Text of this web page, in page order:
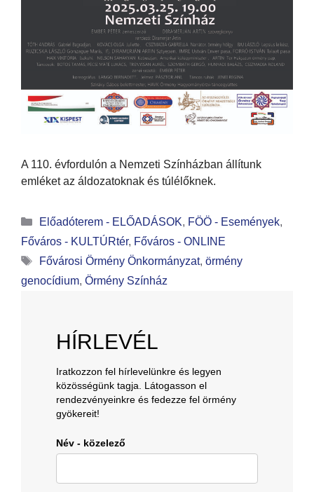
A 110. évfordulón a Nemzeti Színházban állítunk
emléket az áldozatoknak és túlélőknek.
Előadóterem - ELŐADÁSOK, FÖÖ - Események,
Főváros - KULTÚRtér, Főváros - ONLINE
Fővárosi Örmény Önkormányzat, örmény
genocídium, Örmény Színház
HÍRLEVÉL
Iratkozzon fel hírlevelünkre és legyen
közösségünk tagja. Látogasson el
rendezvényeinkre és fedezze fel örmény
gyökereit!
Név - közelező